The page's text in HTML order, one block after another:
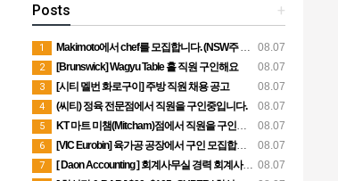
+
Posts
08.07
1
Makimoto에서 chef를 모집합니다. (NSW주 PORT MACQUARIE)
08.07
2
[Brunswick] Wagyu Table 홀 직원 구인해요
08.07
3
[시티 멜번 화로구이] 주방 직원 채용 공고
08.07
4
(씨티) 정육 전문점에서 직원을 구인중입니다.
08.07
5
KT 마트 미챔(Mitcham)점에서 직원을 구인중입니다.
08.07
6
[VIC Eurobin] 육가공 공장에서 구인 모집합니다.(세컨, 써드 비자 가능)
08.07
7
[ Daon Accounting ] 회계사무실 경력 회계사 채용 | SYD/MEL